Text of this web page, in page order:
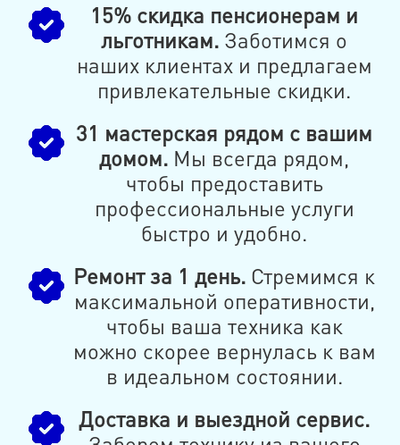
15% скидка пенсионерам и
льготникам. Заботимся о
наших клиентах и предлагаем
привлекательные скидки.
31 мастерская рядом с вашим
домом. Мы всегда рядом,
чтобы предоставить
профессиональные услуги
быстро и удобно.
Ремонт за 1 день. Стремимся к
максимальной оперативности,
чтобы ваша техника как
можно скорее вернулась к вам
в идеальном состоянии.
Доставка и выездной сервис.